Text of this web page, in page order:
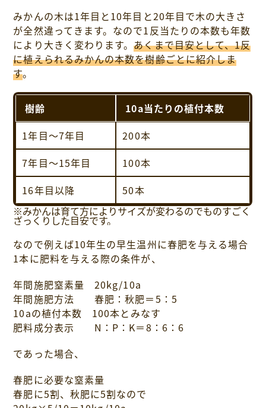
みかんの木は1年目と10年目と20年目で木の大きさ
が全然違ってきます。なので1反当たりの本数も年数
により大きく変わります。あくまで目安として、1反
に植えられるみかんの本数を樹齢ごとに紹介しま
す。
樹齢
10a当たりの植付本数
1年目～7年目
200本
7年目～15年目
100本
16年目以降
50本
※みかんは育て方によりサイズが変わるのでものすごく
ざっくりした目安です。
なので例えば10年生の早生温州に春肥を与える場合
1本に肥料を与える際の条件が、
年間施肥窒素量 20kg/10a
年間施肥方法 春肥：秋肥＝5：5
10aの植付本数 100本とみなす
肥料成分表示 N：P：K＝8：6：6
であった場合、
春肥に必要な窒素量
春肥に5割、秋肥に5割なので